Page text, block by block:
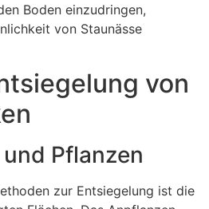
Boden einzudringen,
von Staunässe
von
Pflanzen
zur Entsiegelung ist die